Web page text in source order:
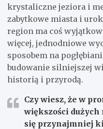
krystaliczne jeziora i
zabytkowe miasta i
region ma coś
więcej, jednodniowe
sposobem na
budowanie silniejszej
historią i przyrodą.
Czy wiesz, że w
większości dużych
się przynajmniej